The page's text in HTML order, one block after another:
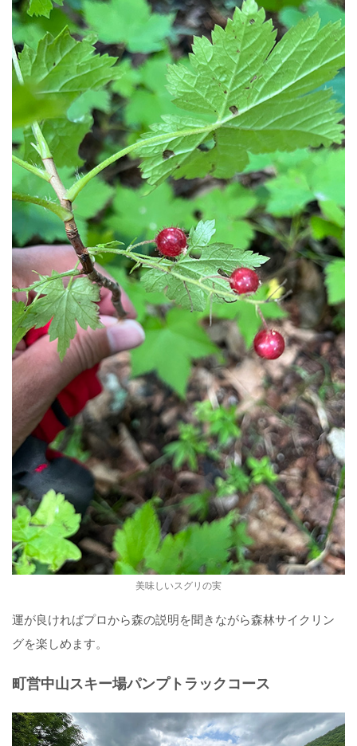
美味しいスグリの実
運が良ければプロから森の説明を聞きながら森林サイクリン
グを楽しめます。
町営中山スキー場パンプトラックコース